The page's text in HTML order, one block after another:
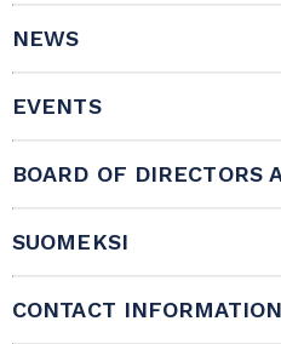
NEWS
EVENTS
BOARD OF DIRECTORS
SUOMEKSI
CONTACT INFORMATION